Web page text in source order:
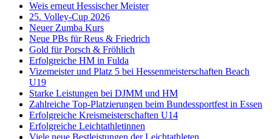
Weis erneut Hessischer Meister
25. Volley-Cup 2026
Neuer Zumba Kurs
Neue PBs für Reus & Friedrich
Gold für Porsch & Fröhlich
Erfolgreiche HM in Fulda
Vizemeister und Platz 5 bei Hessenmeisterschaften Beach
U19
Starke Leistungen bei DJMM und HM
Zahlreiche Top-Platzierungen beim Bundessportfest in Essen
Erfolgreiche Kreismeisterschaften U14
Erfolgreiche Leichtathletinnen